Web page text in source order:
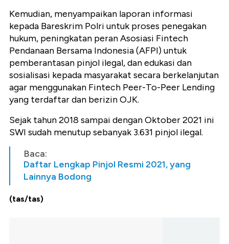
Kemudian, menyampaikan laporan informasi
kepada Bareskrim Polri untuk proses penegakan
hukum, peningkatan peran Asosiasi Fintech
Pendanaan Bersama Indonesia (AFPI) untuk
pemberantasan pinjol ilegal, dan edukasi dan
sosialisasi kepada masyarakat secara berkelanjutan
agar menggunakan Fintech Peer-To-Peer Lending
yang terdaftar dan berizin OJK.
Sejak tahun 2018 sampai dengan Oktober 2021 ini
SWI sudah menutup sebanyak 3.631 pinjol ilegal.
Baca:
Daftar Lengkap Pinjol Resmi 2021, yang
Lainnya Bodong
(tas/tas)